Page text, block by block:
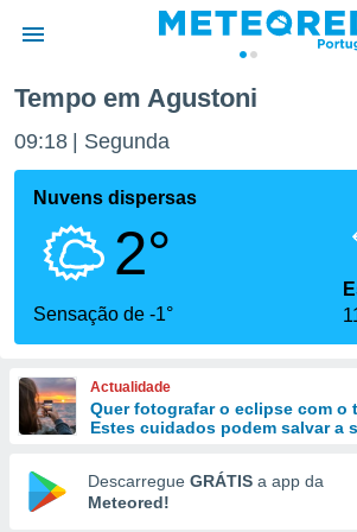
da
foi
fornecidas
a este
das
e
forma
digital
Tempo em Agustoni
09:18 Segunda
Nuvens dispersas
2°
Sensação de -1°
Actualidade
Quer fotografar o eclipse com o
Estes cuidados podem salvar a
Descarregue GRÁTIS a app da
Meteored!